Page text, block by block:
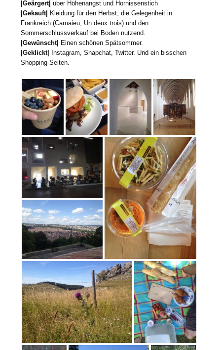
|Geärgert|über Höhenangst und Hornissenstich
|Gekauft| Kleidung für den Herbst, die Gelegenheit in
Frankreich (Camaieu, Un deux trois) und den
Sommerschlussverkauf bei Boden nutzend.
|Gewünscht| Einen schönen Spätsommer.
|Geklickt|
Instagram, Snapchat, Twitter. Und ein bisschen
Shopping-Seiten.